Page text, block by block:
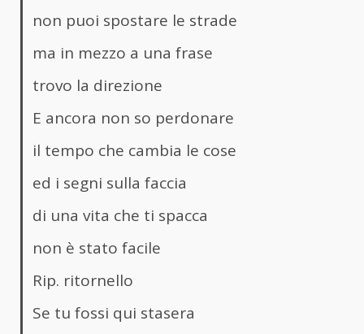
non puoi spostare le strade
ma in mezzo a una frase
trovo la direzione
E ancora non so perdonare
il tempo che cambia le cose
ed i segni sulla faccia
di una vita che ti spacca
non è stato facile
Rip. ritornello
Se tu fossi qui stasera